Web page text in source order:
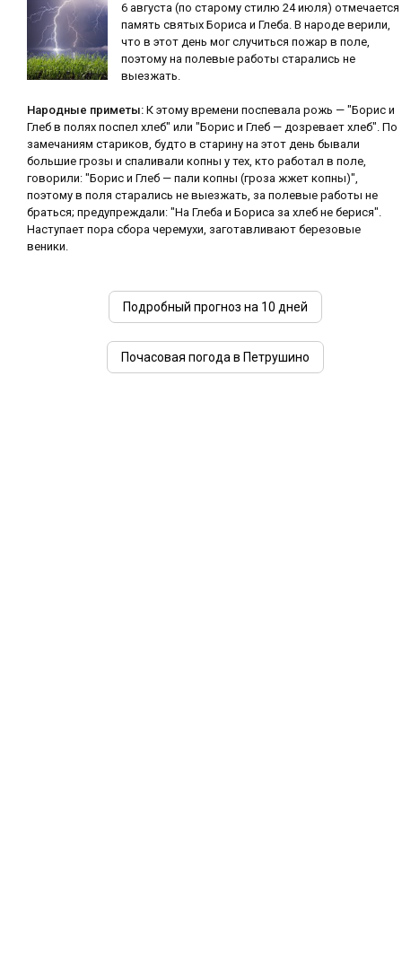
6 августа (по старому стилю 24 июля) отмечается
память святых Бориса и Глеба. В народе верили,
что в этот день мог случиться пожар в поле,
поэтому на полевые работы старались не
выезжать.
Народные приметы: К этому времени поспевала рожь — "Борис и
Глеб в полях поспел хлеб" или "Борис и Глеб — дозревает хлеб". По
замечаниям стариков, будто в старину на этот день бывали
большие грозы и спаливали копны у тех, кто работал в поле,
говорили: "Борис и Глеб — пали копны (гроза жжет копны)",
поэтому в поля старались не выезжать, за полевые работы не
браться; предупреждали: "На Глеба и Бориса за хлеб не берися".
Наступает пора сбора черемухи, заготавливают березовые
веники.
Подробный прогноз на 10 дней
Почасовая погода в Петрушино